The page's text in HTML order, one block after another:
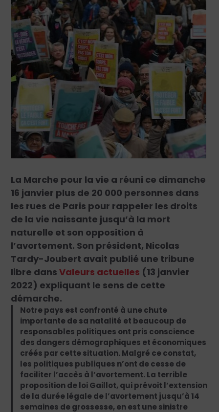
La Marche pour la vie a réuni ce dimanche
16 janvier plus de 20 000 personnes dans
les rues de Paris pour rappeler les droits
de la vie naissante jusqu’à la mort
naturelle et son opposition à
l’avortement. Son président, Nicolas
Tardy-Joubert avait publié une tribune
libre dansValeurs actuelles (13 janvier
2022) expliquant le sens de cette
démarche.
Notre pays est confronté à une chute
importante de sa natalité et beaucoup de
responsables politiques ont pris conscience
des dangers démographiques et économiques
créés par cette situation. Malgré ce constat,
les politiques publiques n’ont de cesse de
faciliter l’accès à l’avortement. La terrible
proposition de loi Gaillot, qui prévoit l’extension
de la durée légale de l’avortement jusqu’à 14
semaines de grossesse, en est une sinistre